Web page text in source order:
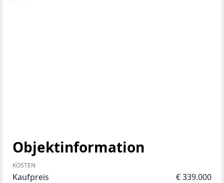
Objektinformation
KOSTEN
Kaufpreis € 339.000